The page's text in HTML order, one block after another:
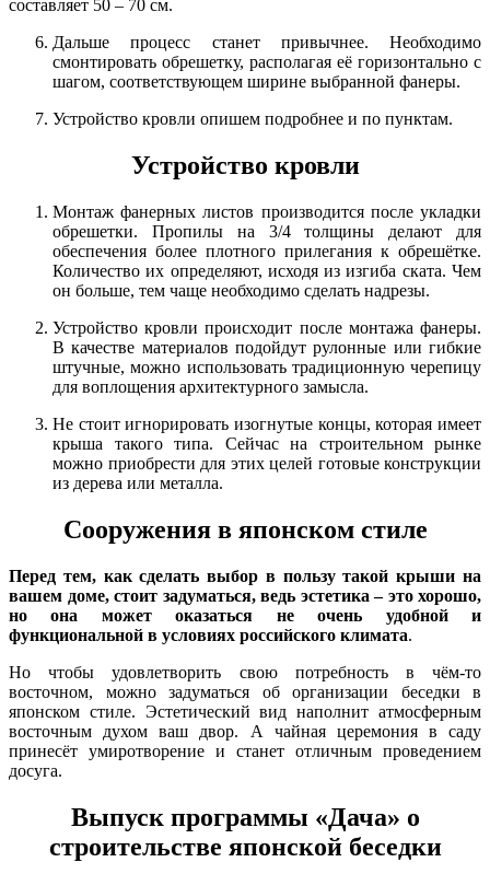
составляет 50 – 70 см.
Дальше процесс станет привычнее. Необходимо
смонтировать обрешетку, располагая её горизонтально с
шагом, соответствующем ширине выбранной фанеры.
Устройство кровли опишем подробнее и по пунктам.
Устройство кровли
Монтаж фанерных листов производится после укладки
обрешетки. Пропилы на 3/4 толщины делают для
обеспечения более плотного прилегания к обрешётке.
Количество их определяют, исходя из изгиба ската. Чем
он больше, тем чаще необходимо сделать надрезы.
Устройство кровли происходит после монтажа фанеры.
В качестве материалов подойдут рулонные или гибкие
штучные, можно использовать традиционную черепицу
для воплощения архитектурного замысла.
Не стоит игнорировать изогнутые концы, которая имеет
крыша такого типа. Сейчас на строительном рынке
можно приобрести для этих целей готовые конструкции
из дерева или металла.
Сооружения в японском стиле
Перед тем, как сделать выбор в пользу такой крыши на
вашем доме, стоит задуматься, ведь эстетика – это хорошо,
но она может оказаться не очень удобной и
функциональной в условиях российского климата.
Но чтобы удовлетворить свою потребность в чём-то
восточном, можно задуматься об организации беседки в
японском стиле. Эстетический вид наполнит атмосферным
восточным духом ваш двор. А чайная церемония в саду
принесёт умиротворение и станет отличным проведением
досуга.
Выпуск программы «Дача» о
строительстве японской беседки